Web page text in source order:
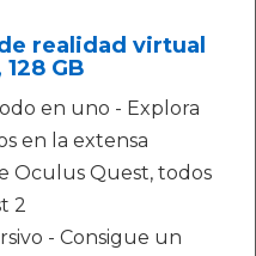
realidad virtual
GB
en uno - Explora
en la extensa
Oculus Quest, todos
2
- Consigue un